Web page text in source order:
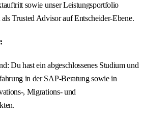
sowie unser Leistungsportfolio
Trusted Advisor auf Entscheider-Ebene.
Du hast ein abgeschlossenes Studium und
in der SAP-Beratung sowie in
, Migrations- und